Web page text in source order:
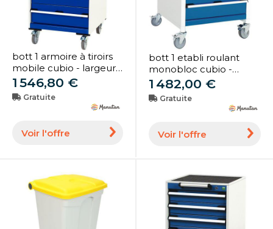
bott 1 armoire à tiroirs
mobile cubio - largeur
65 cm
1 546,80 €
Gratuite
Voir l'offre
bott 1 etabli roulant
monobloc cubio -
plateau hêtre et tiroir -
bott
1 482,00 €
Gratuite
Voir l'offre